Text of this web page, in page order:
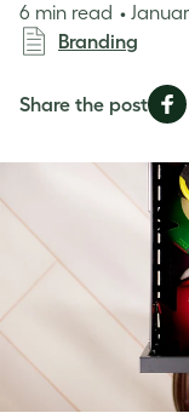
6 min read
Branding
Share the post